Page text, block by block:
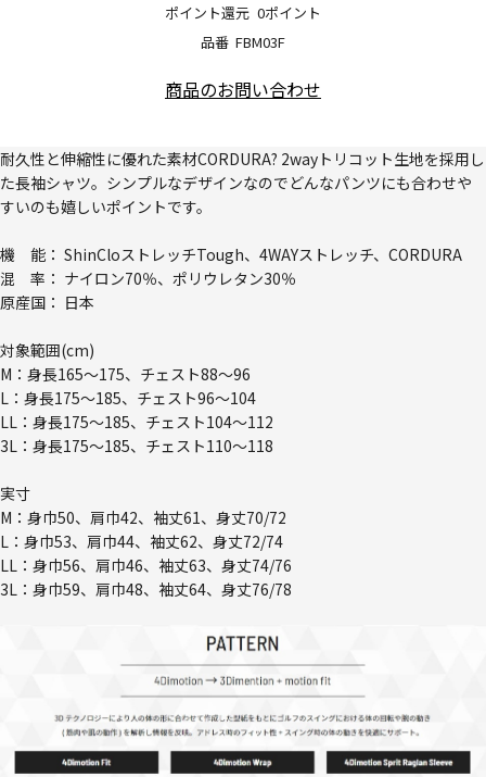
品番 FBM03F
ポイント還元 0ポイント
商品のお問い合わせ
耐久性と伸縮性に優れた素材CORDURA? 2wayトリコット生地を採用し
た長袖シャツ。シンプルなデザインなのでどんなパンツにも合わせや
すいのも嬉しいポイントです。
機 能： ShinCloストレッチTough、4WAYストレッチ、CORDURA
混 率： ナイロン70％、ポリウレタン30％
原産国： 日本
対象範囲(cm)
M：身長165～175、チェスト88～96
L：身長175～185、チェスト96～104
LL：身長175～185、チェスト104～112
3L：身長175～185、チェスト110～118
実寸
M：身巾50、肩巾42、袖丈61、身丈70/72
L：身巾53、肩巾44、袖丈62、身丈72/74
LL：身巾56、肩巾46、袖丈63、身丈74/76
3L：身巾59、肩巾48、袖丈64、身丈76/78